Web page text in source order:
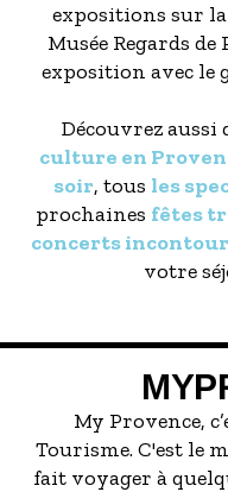
expositions sur
Musée Regards
exposition avec le
Découvrez
culture en
soir, tous les
prochaines fêtes
concerts
votre
My Provence,
Tourisme. C'est le
fait voyager à